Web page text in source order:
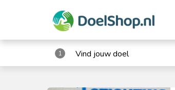
1 Vind jouw doel